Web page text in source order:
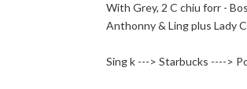
With Grey, 2 C chiu forr -
Anthonny & Ling plus Lady
Sing k ---> Starbucks ---->